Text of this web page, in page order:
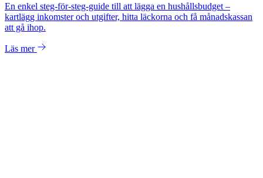
En enkel steg-för-steg-guide till att lägga en hushållsbudget –
kartlägg inkomster och utgifter, hitta läckorna och få månadskassan
att gå ihop.
Läs mer